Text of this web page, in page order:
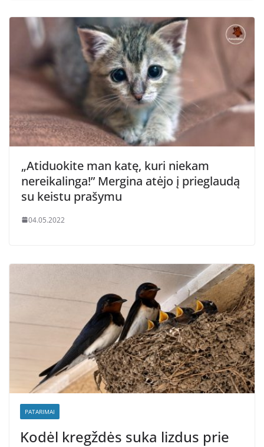
„Atiduokite man katę, kuri niekam
nereikalinga!” Mergina atėjo į prieglaudą
su keistu prašymu
04.05.2022
PATARIMAI
Kodėl kregždės suka lizdus prie